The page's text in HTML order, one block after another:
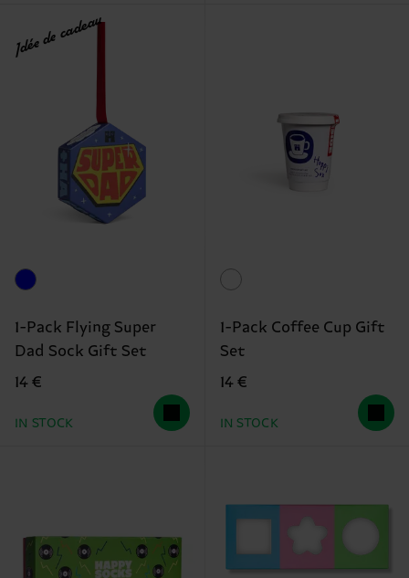
Idée de cadeau
1-Pack Flying Super
Dad Sock Gift Set
14 €
IN STOCK
1-Pack Coffee Cup Gift
Set
14 €
IN STOCK